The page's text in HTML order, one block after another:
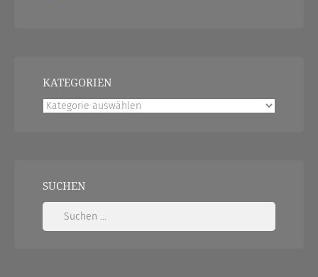
KATEGORIEN
Kategorien
SUCHEN
Suchen